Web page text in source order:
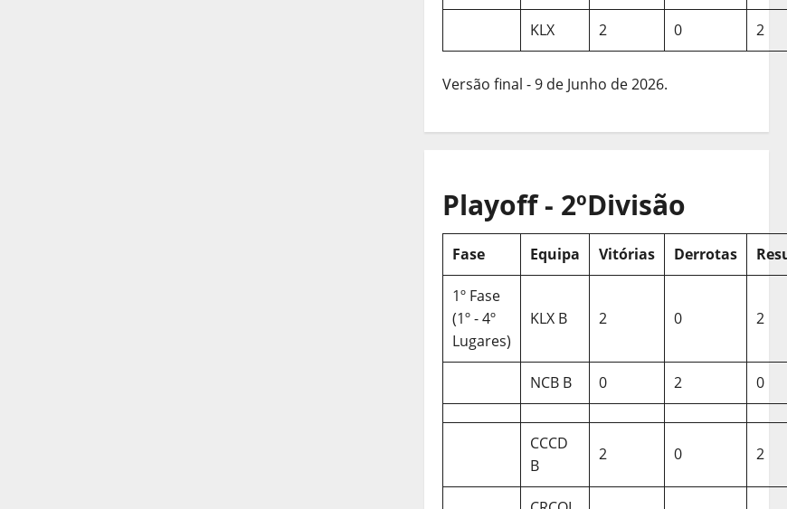
KLX 2 0 2
Versão final - 9 de Junho de 2026.
Playoff - 2ºDivisão
Fase Equipa Vitórias Derrotas
1º Fase
(1º - 4º
Lugares)
KLX B 2 0 2
NCB B 0 2 0
CCCD
B
2 0 2